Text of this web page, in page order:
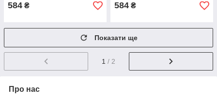
584 ₴ 584 ₴
Показати ще
1 / 2
Про нас